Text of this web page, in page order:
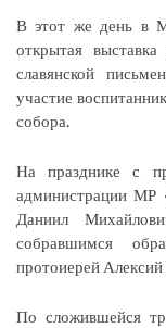
В этот же день в
открытая
славянской
участие
собора.
На празднике с
администрации МР
Даниил
собравшимся
протоиерей Алексий
По сложившейся